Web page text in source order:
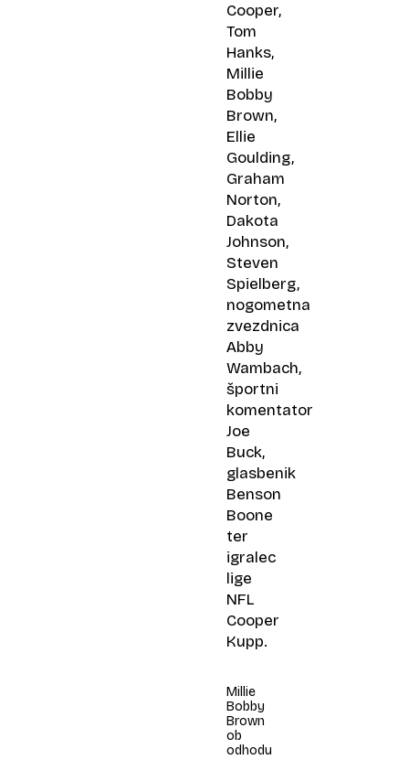
Cooper,
Tom
Hanks,
Millie
Bobby
Brown,
Ellie
Goulding,
Graham
Norton,
Dakota
Johnson,
Steven
Spielberg,
nogometna
zvezdnica
Abby
Wambach,
športni
komentator
Joe
Buck,
glasbenik
Benson
Boone
ter
igralec
lige
NFL
Cooper
Kupp.
Millie
Bobby
Brown
ob
odhodu